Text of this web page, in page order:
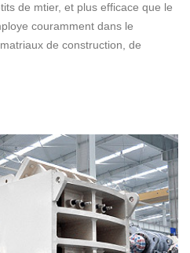
de mtier, et plus efficace que le
couramment dans le
de construction, de